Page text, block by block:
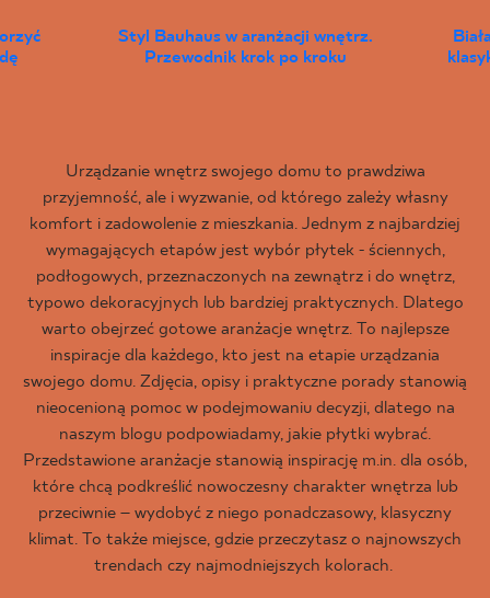
Styl Bauhaus w aranżacji wnętrz.
Przewodnik krok po kroku
Urządzanie wnętrz swojego domu to prawdziwa
przyjemność, ale i wyzwanie, od którego zależy własny
komfort i zadowolenie z mieszkania. Jednym z najbardziej
wymagających etapów jest wybór płytek - ściennych,
podłogowych, przeznaczonych na zewnątrz i do wnętrz,
typowo dekoracyjnych lub bardziej praktycznych. Dlatego
warto obejrzeć gotowe aranżacje wnętrz. To najlepsze
inspiracje dla każdego, kto jest na etapie urządzania
swojego domu. Zdjęcia, opisy i praktyczne porady stanowią
nieocenioną pomoc w podejmowaniu decyzji, dlatego na
naszym blogu podpowiadamy, jakie płytki wybrać.
Przedstawione aranżacje stanowią inspirację m.in. dla osób,
które chcą podkreślić nowoczesny charakter wnętrza lub
przeciwnie – wydobyć z niego ponadczasowy, klasyczny
klimat. To także miejsce, gdzie przeczytasz o najnowszych
trendach czy najmodniejszych kolorach.